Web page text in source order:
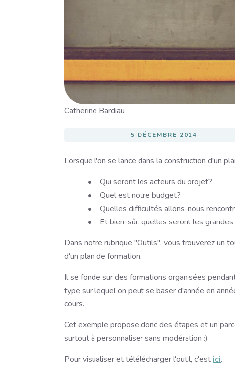
Image
Catherine Bardiau
5 DÉCEMBRE 2014
Lorsque l'on se lance dans la construction d'un
Qui seront les acteurs du projet?
Quel est notre budget?
Quelles difficultés allons-nous
Et bien-sûr, quelles seront les
Dans notre rubrique "Outils", vous trouverez un
d'un plan de formation.
Il se fonde sur des formations organisées
type sur lequel on peut se baser d'année en
cours.
Cet exemple propose donc des étapes et un
surtout à personnaliser sans modération :)
Pour visualiser et télélécharger l'outil, c'est ici.